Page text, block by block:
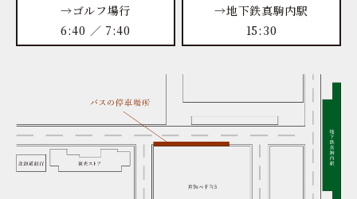
→ゴルフ場行
6:40 ／ 7:40
→地下鉄真駒内駅
15:30